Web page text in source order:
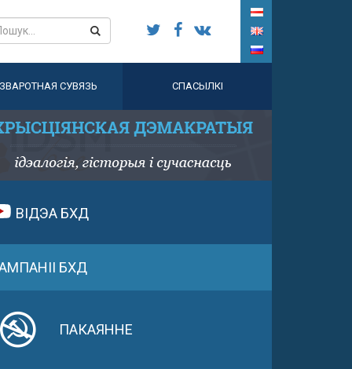
ЗВАРОТНАЯ СУВЯЗЬ СПАСЫЛКІ
ВІДЭА БХД
БХД
ПАКАЯННЕ